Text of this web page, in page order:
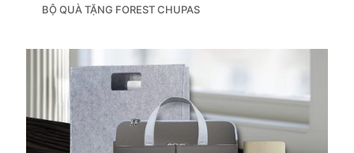
BỘ QUÀ TẶNG FOREST CHUPAS